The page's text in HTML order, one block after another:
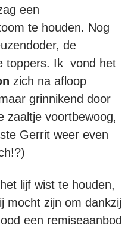
een
te houden. Nog
de
toppers. Ik vond het
zich na afloop
grinnikend door
zaaltje voortbewoog,
Gerrit weer even
lijf wist te houden,
mocht zijn om dankzij
een remiseaanbod